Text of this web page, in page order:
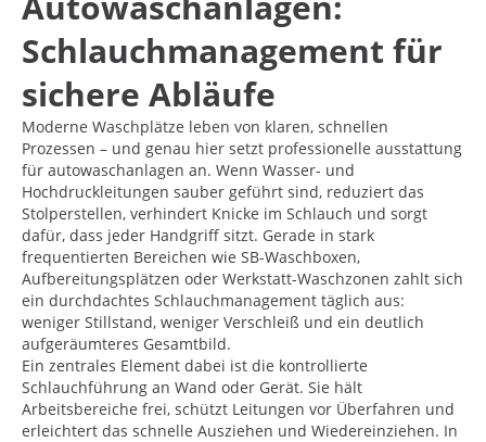
Schlauchmanagement für
sichere Abläufe
Moderne Waschplätze leben von klaren, schnellen
Prozessen – und genau hier setzt professionelle ausstattung
für autowaschanlagen an. Wenn Wasser- und
Hochdruckleitungen sauber geführt sind, reduziert das
Stolperstellen, verhindert Knicke im Schlauch und sorgt
dafür, dass jeder Handgriff sitzt. Gerade in stark
frequentierten Bereichen wie SB-Waschboxen,
Aufbereitungsplätzen oder Werkstatt-Waschzonen zahlt sich
ein durchdachtes Schlauchmanagement täglich aus:
weniger Stillstand, weniger Verschleiß und ein deutlich
aufgeräumteres Gesamtbild.
Ein zentrales Element dabei ist die kontrollierte
Schlauchführung an Wand oder Gerät. Sie hält
Arbeitsbereiche frei, schützt Leitungen vor Überfahren und
erleichtert das schnelle Ausziehen und Wiedereinziehen. In